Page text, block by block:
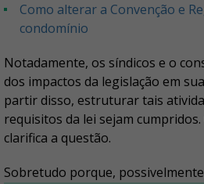
Como alterar a Convenção e Regulamento interno do
condomínio
Notadamente, os síndicos e o
dos impactos da legislação em
partir disso, estruturar tais
requisitos da lei sejam
clarifica a questão.
Sobretudo porque,